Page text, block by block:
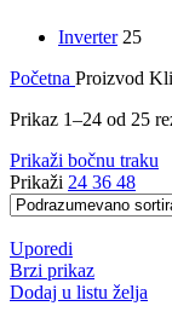
Inverter 25
Početna Proizvod
Prikaz 1–24 od 25
Prikaži bočnu traku
Prikaži 24 36 48
Uporedi
Brzi prikaz
Dodaj u listu želja